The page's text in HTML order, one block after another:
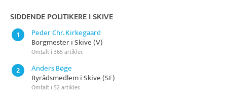
SIDDENDE POLITIKERE I SKIVE
1 Peder Chr. Kirkegaard
Borgmester i Skive (V)
Omtalt i 365 artikler.
2 Anders Bøge
Byrådsmedlem i Skive (SF)
Omtalt i 52 artikler.